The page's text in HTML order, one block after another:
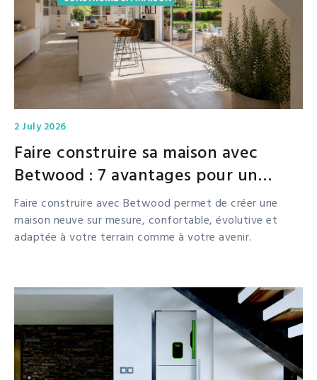
2 July 2026
Faire construire sa maison avec
Betwood : 7 avantages pour un
projet sur mesure et durable
Faire construire avec Betwood permet de créer une
maison neuve sur mesure, confortable, évolutive et
adaptée à votre terrain comme à votre avenir.